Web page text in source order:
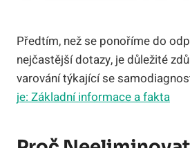
Předtím, než se ponoříme do
nejčastější dotazy, je důležité
varování týkající se
je: Základní informace a fakta